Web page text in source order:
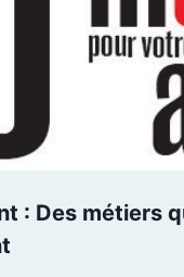
: Des métiers